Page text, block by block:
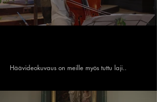
Häävideokuvaus on meille myös tuttu laji..